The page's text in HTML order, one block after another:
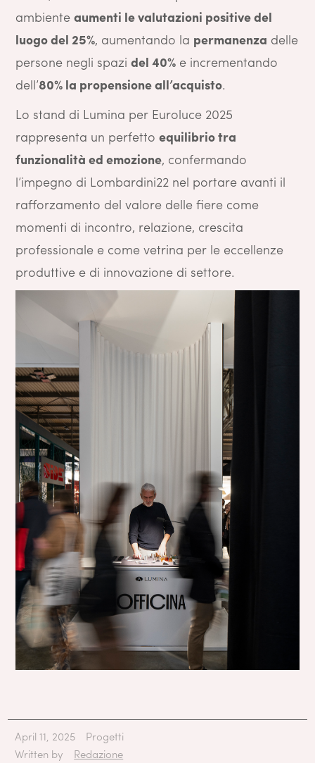
ambiente aumenti le valutazioni positive del
luogo del 25%, aumentando la permanenza delle
persone negli spazi del 40%e incrementando
dell’80% la propensione all’acquisto.
Lo stand di Lumina per Euroluce 2025
rappresenta un perfetto equilibrio tra
funzionalità ed emozione, confermando
l’impegno di Lombardini22 nel portare avanti il
rafforzamento del valore delle fiere come
momenti di incontro, relazione, crescita
professionale e come vetrina per le eccellenze
produttive e di innovazione di settore.
April 11, 2025
Progetti
Written by
Redazione